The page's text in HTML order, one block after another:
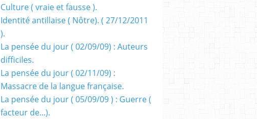
Culture ( vraie et fausse ).
Identité antillaise ( Nôtre). ( 27/12/2011
).
La pensée du jour ( 02/09/09) : Auteurs
difficiles.
La pensée du jour ( 02/11/09) :
Massacre de la langue française.
La pensée du jour ( 05/09/09 ) : Guerre (
facteur de...).